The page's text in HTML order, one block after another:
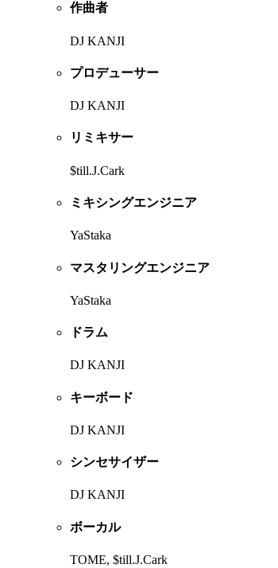
作曲者
DJ KANJI
プロデューサー
DJ KANJI
リミキサー
$till.J.Cark
ミキシングエンジニア
YaStaka
マスタリングエンジニア
YaStaka
ドラム
DJ KANJI
キーボード
DJ KANJI
シンセサイザー
DJ KANJI
ボーカル
TOME, $till.J.Cark